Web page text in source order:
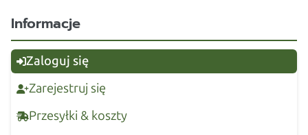
Informacje
Zaloguj się
Zarejestruj się
Przesyłki & koszty